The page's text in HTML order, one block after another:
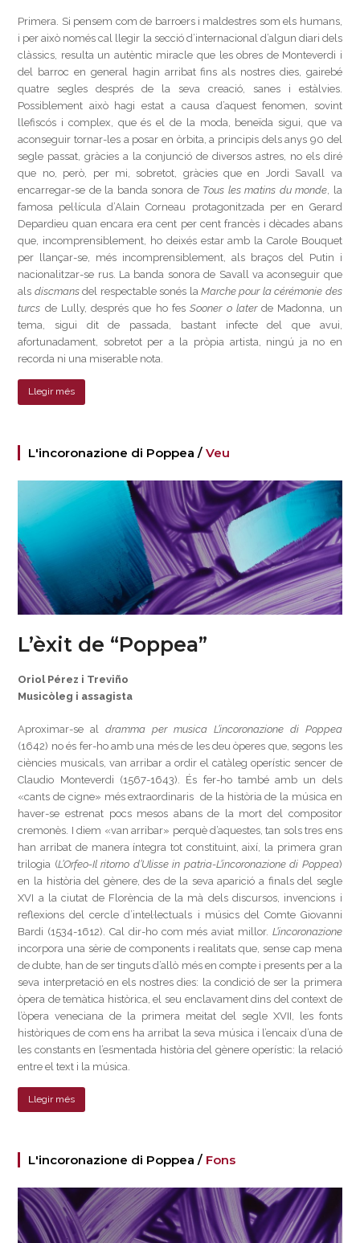
Primera. Si pensem com de barroers i maldestres som els humans,
i per això només cal llegir la secció d’internacional d’algun diari dels
clàssics, resulta un autèntic miracle que les obres de Monteverdi i
del barroc en general hagin arribat fins als nostres dies, gairebé
quatre segles després de la seva creació, sanes i estàlvies.
Possiblement això hagi estat a causa d’aquest fenomen, sovint
llefiscós i complex, que és el de la moda, beneïda sigui, que va
aconseguir tornar-les a posar en òrbita, a principis dels anys 90 del
segle passat, gràcies a la conjunció de diversos astres, no els diré
que no, però, per mi, sobretot, gràcies que en Jordi Savall va
encarregar-se de la banda sonora de Tous les matins du monde , la
famosa pel·lícula d’Alain Corneau protagonitzada per en Gerard
Depardieu quan encara era cent per cent francès i dècades abans
que, incomprensiblement, ho deixés estar amb la Carole Bouquet
per llançar-se, més incomprensiblement, als braços del Putin i
nacionalitzar-se rus. La banda sonora de Savall va aconseguir que
als discmansdel respectable sonés la Marche pour la cérémonie des
turcs de Lully, després que ho fesSooner o laterde Madonna, un
tema, sigui dit de passada, bastant infecte del que avui,
afortunadament, sobretot per a la pròpia artista, ningú ja no en
recorda ni una miserable nota.
Llegir més
L'incoronazione di Poppea /Veu
L’èxit de “Poppea”
Oriol Pérez i Treviño
Musicòleg i assagista
Aproximar-se aldramma per musica L’incoronazione di Poppea
(1642) no és fer-ho amb una més de les deu òperes que, segons les
ciències musicals, van arribar a ordir el catàleg operístic sencer de
Claudio Monteverdi (1567-1643). És fer-ho també amb un dels
«cants de cigne» més extraordinaris de la història de la música en
haver-se estrenat pocs mesos abans de la mort del compositor
cremonès. I diem «van arribar» perquè d’aquestes, tan sols tres ens
han arribat de manera íntegra tot constituint, així, la primera gran
trilogia (L’Orfeo-Il ritorno d’Ulisse in patria-L’incoronazione di Poppea)
en la història del gènere, des de la seva aparició a finals del segle
XVI a la ciutat de Florència de la mà dels discursos, invencions i
reflexions del cercle d’intel·lectuals i músics del Comte Giovanni
Bardi (1534-1612). Cal dir-ho com més aviat millor. L’incoronazione
incorpora una sèrie de components i realitats que, sense cap mena
de dubte, han de ser tinguts d’allò més en compte i presents per a la
seva interpretació en els nostres dies: la condició de ser la primera
òpera de temàtica històrica, el seu enclavament dins del context de
l’òpera veneciana de la primera meitat del segle XVII, les fonts
històriques de com ens ha arribat la seva música i l’encaix d’una de
les constants en l’esmentada història del gènere operístic: la relació
entre el text i la música.
Llegir més
L'incoronazione di Poppea / Fons